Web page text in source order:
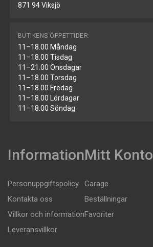
871 94 Viksjö
BUTIKENS ÖPPETTIDER:
11–18.00 Måndag
11–18.00 Tisdag
11–21.00 Onsdagar
11–18.00 Torsdag
11–18.00 Fredag
11–18.00 Lördagar
11–18.00 Söndag
Information
Personuppgiftspolicy
Kontakta oss
Villkor och information
Leveransvillkor
Mitt Konto
Garage
Beställningar
Favoriter